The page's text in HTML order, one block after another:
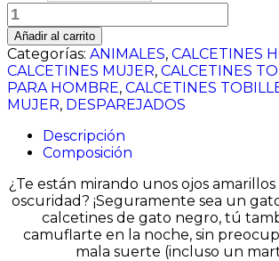
Black
Cat
Tobilleros
cantidad
Añadir al carrito
Categorías: ANIMALES, CALCETINES
CALCETINES MUJER, CALCETINES
PARA HOMBRE, CALCETINES
MUJER, DESPAREJADOS
Descripción
Composición
¿Te están mirando unos ojos
oscuridad? ¡Seguramente sea un
calcetines de gato negro, tú
camuflarte en la noche, sin
mala suerte (incluso un